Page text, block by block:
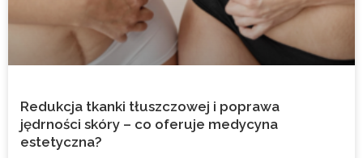
Redukcja tkanki tłuszczowej i poprawa
jędrności skóry – co oferuje medycyna
estetyczna?